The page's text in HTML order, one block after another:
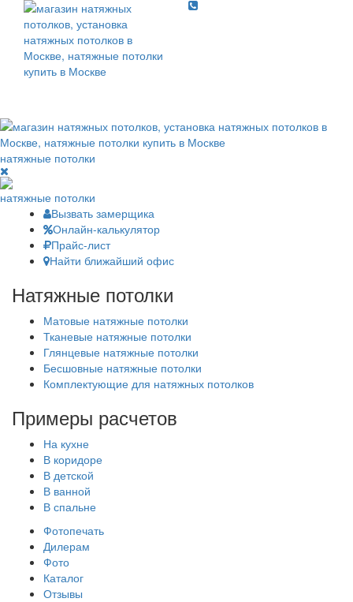
натяжные потолки
натяжные потолки
Вызвать замерщика
Онлайн-калькулятор
Прайс-лист
Найти ближайший офис
Натяжные потолки
Матовые натяжные потолки
Тканевые натяжные потолки
Глянцевые натяжные потолки
Бесшовные натяжные потолки
Комплектующие для натяжных потолков
Примеры расчетов
На кухне
В коридоре
В детской
В ванной
В спальне
Фотопечать
Дилерам
Фото
Каталог
Отзывы